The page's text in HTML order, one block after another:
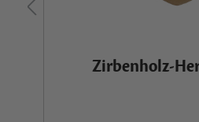
Zirbenholz-